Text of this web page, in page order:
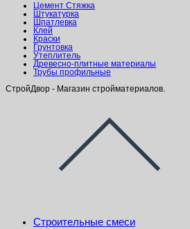
Цемент Стяжка
Штукатурка
Шпатлевка
Клей
Краски
Грунтовка
Утеплитель
Древесно-плитные материалы
Трубы профильные
СтройДвор - Магазин стройматериалов.
Строительные смеси